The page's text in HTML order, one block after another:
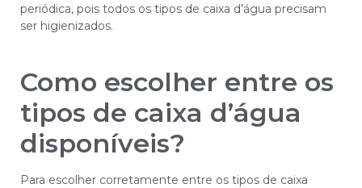
periódica, pois todos os tipos de caixa d’água precisam
ser higienizados.
Como escolher entre os
tipos de caixa d’água
disponíveis?
Para escolher corretamente entre os tipos de caixa